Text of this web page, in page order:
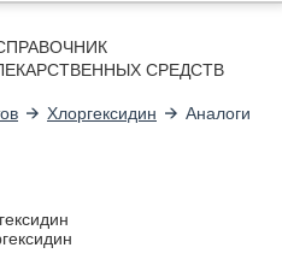
СРЕДСТВ
Хлоргексидин Аналоги